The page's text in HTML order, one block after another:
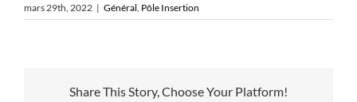
mars 29th, 2022 | Général Pôle Insertion
Share This Story, Choose Your Platform!